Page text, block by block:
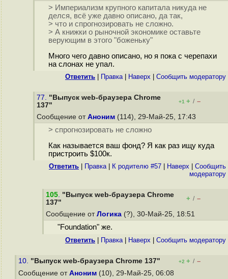
> Империализм крупного капитала никуда не
делся, всё уже давно описано, да так,
> что и спрогнозировать не сложно.
> А книжки о рыночной экономике оставьте
верующим в этого "боженьку"
Много чего давно описано, но я пока с черепахи
на слонах не упал.
Ответить Правка| Наверх Cообщить модератору
77. "Выпуск web-браузера Chrome
137"
+1 + / –
Сообщение от Аноним (114), 29-Май-25, 17:43
> спрогнозировать не сложно
Как называется ваш фонд? Я как раз ищу куда
пристроить $100к.
Ответить Правка| К родителю #57 Наверх
Cообщить
модератору
105. "Выпуск web-браузера Chrome
137"
+ / –
Сообщение от Логика (?), 30-Май-25, 18:51
"Foundation" же.
Ответить Правка| Наверх Cообщить модератору
10. "Выпуск web-браузера Chrome 137" +2 + / –
Сообщение от Аноним (10), 29-Май-25, 06:08